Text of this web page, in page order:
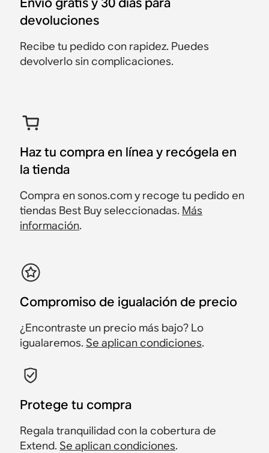
$79
devoluciones
Recibe tu pedido con rapidez. Puedes
devolverlo sin complicaciones.
Haz tu compra en línea y recógela en
la tienda
Compra en sonos.com y recoge tu pedido en
tiendas Best Buy seleccionadas. Más
información.
Compromiso de igualación de precio
¿Encontraste un precio más bajo? Lo
igualaremos.Se aplican condiciones.
Protege tu compra
Regala tranquilidad con la cobertura de
Extend.Se aplican condiciones.